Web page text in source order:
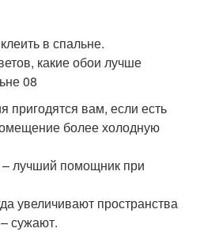
пригодятся вам, если есть
более холодную
лучший помощник при
увеличивают пространства
сужают.